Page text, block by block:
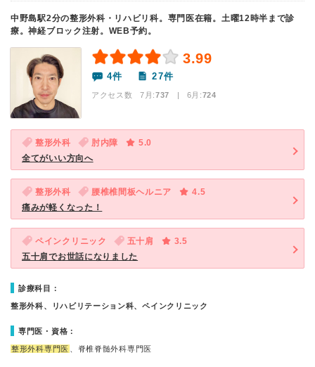
中野島駅2分の整形外科・リハビリ科。専門医在籍。土曜12時半まで診
療。神経ブロック注射。WEB予約。
3.99
4件 27件
アクセス数 7月:737 | 6月:724
整形外科 肘内障
5.0
全てがいい方向へ
整形外科 腰椎椎間板ヘルニア
4.5
痛みが軽くなった！
ペインクリニック 五十肩
3.5
五十肩でお世話になりました
診療科目：
整形外科、リハビリテーション科、ペインクリニック
専門医・資格：
整形外科専門医 、脊椎脊髄外科専門医